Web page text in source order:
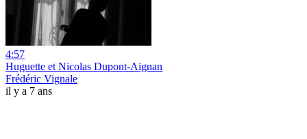
4:57
Huguette et Nicolas Dupont-Aignan
Frédéric Vignale
il y a 7 ans